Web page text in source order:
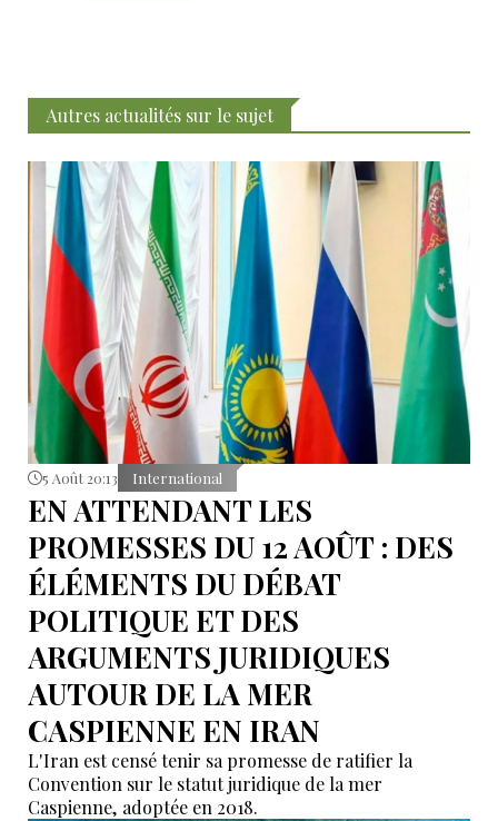
Autres actualités sur le sujet
5 Août 20:13 International
EN ATTENDANT LES
PROMESSES DU 12 AOÛT : DES
ÉLÉMENTS DU DÉBAT
POLITIQUE ET DES
ARGUMENTS JURIDIQUES
AUTOUR DE LA MER
CASPIENNE EN IRAN
L'Iran est censé tenir sa promesse de ratifier la
Convention sur le statut juridique de la mer
Caspienne, adoptée en 2018.